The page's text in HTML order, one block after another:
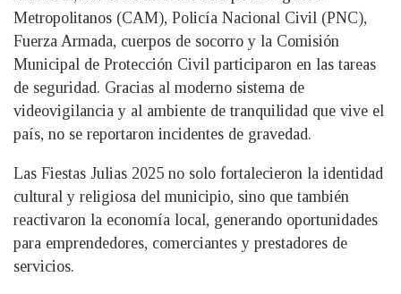
Metropolitanos (CAM), Policía Nacional Civil (PNC),
Fuerza Armada, cuerpos de socorro y la Comisión
Municipal de Protección Civil participaron en las tareas
de seguridad. Gracias al moderno sistema de
videovigilancia y al ambiente de tranquilidad que vive el
país, no se reportaron incidentes de gravedad.
Las Fiestas Julias 2025 no solo fortalecieron la identidad
cultural y religiosa del municipio, sino que también
reactivaron la economía local, generando oportunidades
para emprendedores, comerciantes y prestadores de
servicios.